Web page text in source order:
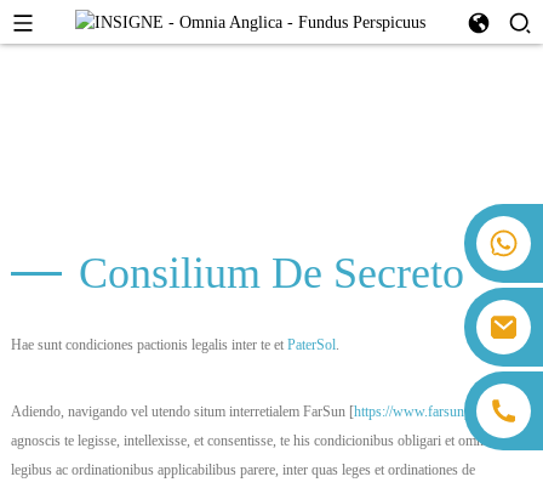
+86 13559179905 Sally Chen
sanborn.guo@farsunpv.com
Consilium De Secreto
Hae sunt condiciones pactionis legalis inter te et PaterSol.
Adiendo, navigando vel utendo situm interretialem FarSun [https://www.farsunpv.com/],
agnoscis te legisse, intellexisse, et consentisse, te his condicionibus obligari et omnibus
legibus ac ordinationibus applicabilibus parere, inter quas leges et ordinationes de